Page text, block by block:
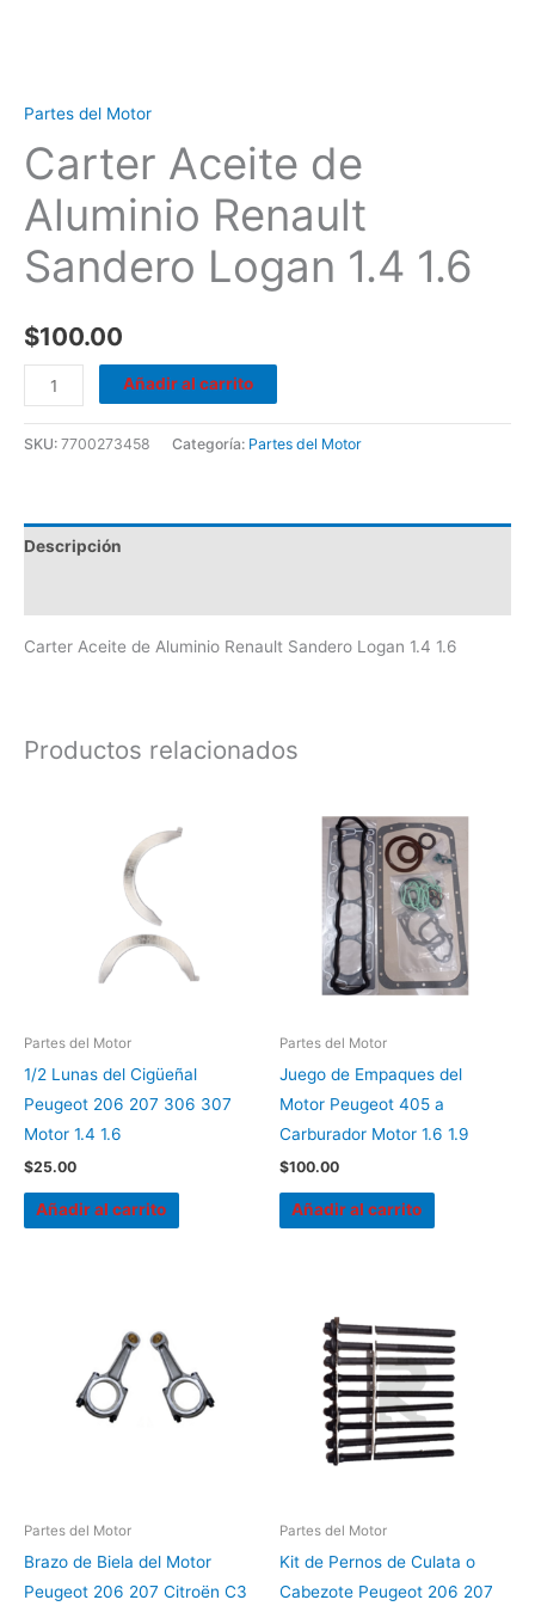
Partes del Motor
Carter Aceite de
Aluminio Renault
Sandero Logan 1.4 1.6
$100.00
Añadir al carrito
SKU: 7700273458 Categoría: Partes del Motor
Descripción
Carter Aceite de Aluminio Renault Sandero Logan 1.4 1.6
Productos relacionados
Partes del Motor
1/2 Lunas del Cigüeñal
Peugeot 206 207 306 307
Motor 1.4 1.6
$25.00
Añadir al carrito
Partes del Motor
Juego de Empaques del
Motor Peugeot 405 a
Carburador Motor 1.6 1.9
$100.00
Añadir al carrito
Partes del Motor
Brazo de Biela del Motor
Peugeot 206 207 Citroën C3
Partes del Motor
Kit de Pernos de Culata o
Cabezote Peugeot 206 207